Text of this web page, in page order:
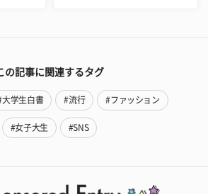
の記事に関連するタグ
大学生白書 #流行 #ファッション
#女子大生 #SNS